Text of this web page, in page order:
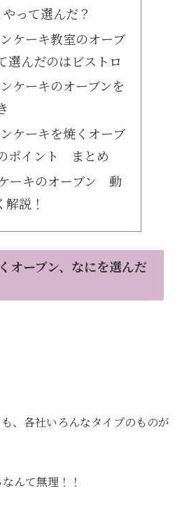
やって選んだ？
ケーキ教室のオーブ
選んだのはビストロ
ケーキのオーブンを
ケーキを焼くオーブ
ポイント まとめ
ーキのオーブン 動
説！
オーブン、なにを選んだ
、各社いろんなタイプのものが
んて無理！！